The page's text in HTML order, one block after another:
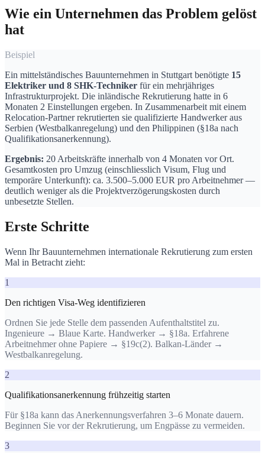
Wie ein Unternehmen das Problem gelöst
hat
Beispiel
Ein mittelständisches Bauunternehmen in Stuttgart benötigte 15
Elektriker und 8 SHK-Techniker für ein mehrjähriges
Infrastrukturprojekt. Die inländische Rekrutierung hatte in 6
Monaten 2 Einstellungen ergeben. In Zusammenarbeit mit einem
Relocation-Partner rekrutierten sie qualifizierte Handwerker aus
Serbien (Westbalkanregelung) und den Philippinen (§18a nach
Qualifikationsanerkennung).
Ergebnis: 20 Arbeitskräfte innerhalb von 4 Monaten vor Ort.
Gesamtkosten pro Umzug (einschliesslich Visum, Flug und
temporäre Unterkunft): ca. 3.500–5.000 EUR pro Arbeitnehmer —
deutlich weniger als die Projektverzögerungskosten durch
unbesetzte Stellen.
Erste Schritte
Wenn Ihr Bauunternehmen internationale Rekrutierung zum ersten
Mal in Betracht zieht:
1
Den richtigen Visa-Weg identifizieren
Ordnen Sie jede Stelle dem passenden Aufenthaltstitel zu.
Ingenieure → Blaue Karte. Handwerker → §18a. Erfahrene
Arbeitnehmer ohne Papiere → §19c(2). Balkan-Länder →
Westbalkanregelung.
2
Qualifikationsanerkennung frühzeitig starten
Für §18a kann das Anerkennungsverfahren 3–6 Monate dauern.
Beginnen Sie vor der Rekrutierung, um Engpässe zu vermeiden.
3